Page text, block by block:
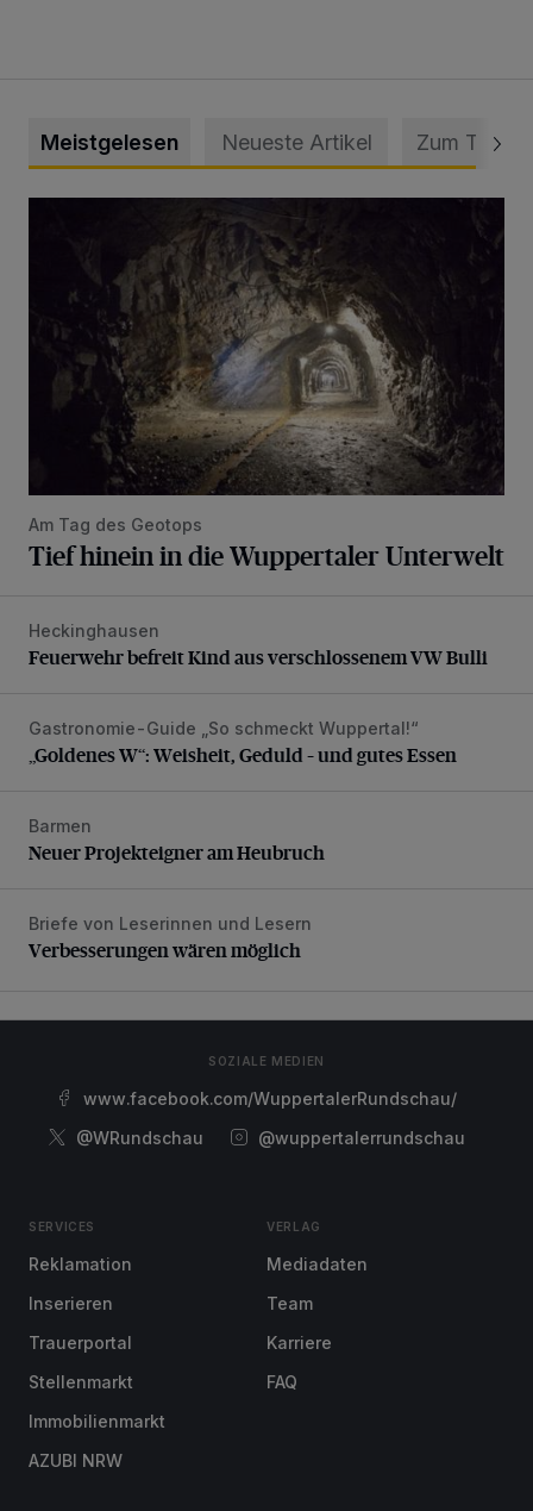
Meistgelesen Neueste Artikel Zum Thema
Am Tag des Geotops
Tief hinein in die Wuppertaler Unterwelt
Feuerwehr befreit Kind aus verschlossenem VW Bulli
Heckinghausen
Feuerwehr befreit Kind aus verschlossenem VW Bulli
„Goldenes W“: Weisheit, Geduld – und gutes Essen
Gastronomie-Guide „So schmeckt Wuppertal!“
„Goldenes W“: Weisheit, Geduld – und gutes Essen
Neuer Projekteigner am Heubruch
Barmen
Neuer Projekteigner am Heubruch
Verbesserungen wären möglich
Briefe von Leserinnen und Lesern
Verbesserungen wären möglich
SOZIALE MEDIEN
www.facebook.com/WuppertalerRundschau/
@WRundschau
@wuppertalerrundschau
SERVICES
Reklamation
Inserieren
Trauerportal
Stellenmarkt
Immobilienmarkt
AZUBI NRW
VERLAG
Mediadaten
Team
Karriere
FAQ